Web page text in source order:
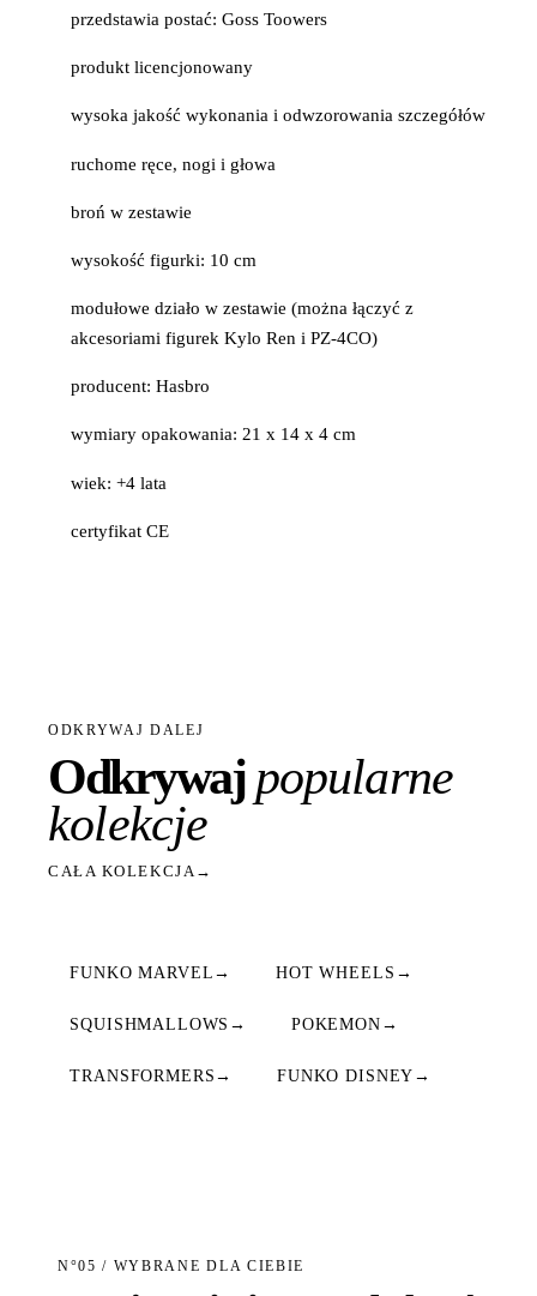
przedstawia postać: Goss Toowers
produkt licencjonowany
wysoka jakość wykonania i odwzorowania szczegółów
ruchome ręce, nogi i głowa
broń w zestawie
wysokość figurki: 10 cm
modułowe działo w zestawie (można łączyć z
akcesoriami figurek Kylo Ren i PZ-4CO)
producent: Hasbro
wymiary opakowania: 21 x 14 x 4 cm
wiek: +4 lata
certyfikat CE
ODKRYWAJ DALEJ
Odkrywajpopularne
kolekcje
CAŁA KOLEKCJA →
FUNKO MARVEL → HOT WHEELS →
SQUISHMALLOWS → POKEMON →
TRANSFORMERS → FUNKO DISNEY →
N°05 / WYBRANE DLA CIEBIE